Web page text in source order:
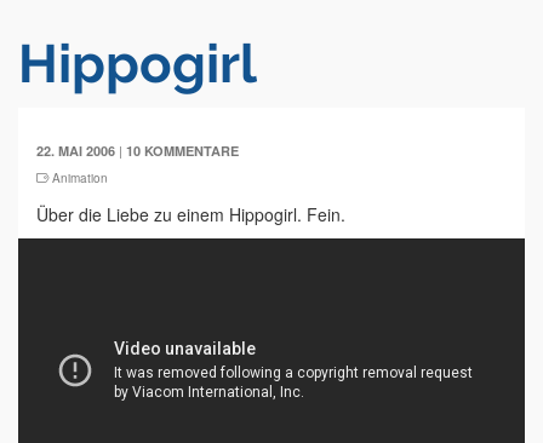
Hippogirl
22. MAI 2006 | 10 KOMMENTARE
Animation
Über die Liebe zu einem Hippogirl. Fein.